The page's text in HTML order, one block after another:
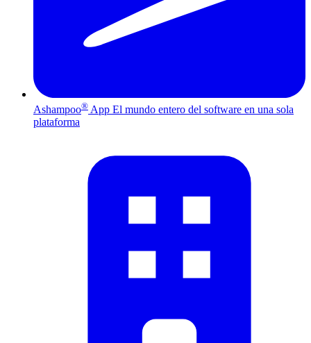
Ashampoo® App El mundo entero del software en una sola
plataforma